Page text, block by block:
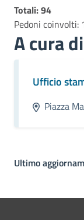
Totali: 94
Pedoni coinvolti:
A cura di
Ufficio
Piazza
Ultimo